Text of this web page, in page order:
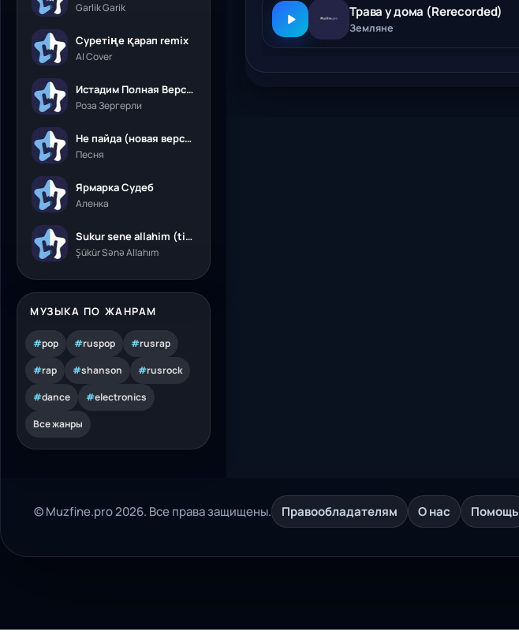
Garlik Garik
Суретіңе қарап remix
AI Cover
Истадим Полная Версия
Роза Зергерли
Не пайда (новая версия)
Песня
Ярмарка Судеб
Аленка
Sukur sene allahim (tik tok)
Şükür Sənə Allahım
МУЗЫКА ПО ЖАНРАМ
#pop #ruspop #rusrap
#rap #shanson #rusrock
#dance #electronics
Все жанры
Трава у дома (Rerecorded)
Земляне
© Muzfine.pro 2026. Все права защищены. Правообладателям О нас Помощь